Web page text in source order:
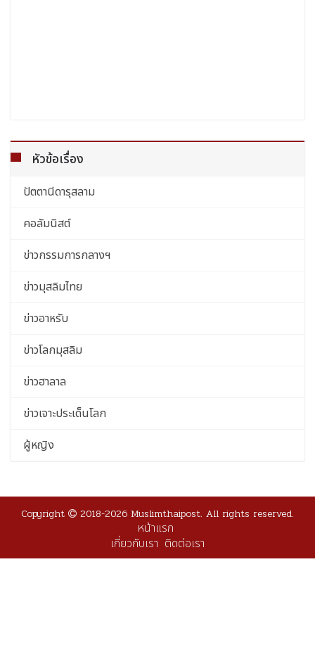
หัวข้อเรื่อง
ปัตตานีดารุสลาม
คอลัมนิสต์
ข่าวกรรมการกลางฯ
ข่าวมุสลิมไทย
ข่าวอาหรับ
ข่าวโลกมุสลิม
ข่าวฮาลาล
ข่าวเจาะประเด็นโลก
ผู้หญิง
Copyright 2018-2026 Muslimthaipost. All rights reserved.
หน้าแรก
เกี่ยวกับเรา ติดต่อเรา